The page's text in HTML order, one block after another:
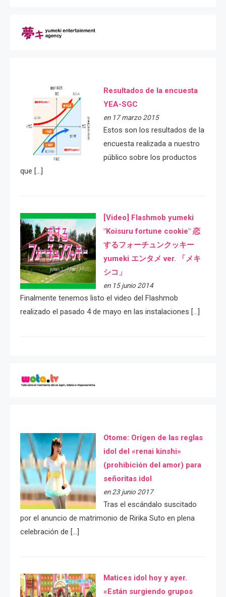
Resultados de la encuesta
YEA-SGC
en 17 marzo 2015
Estos son los resultados de la
encuesta realizada a nuestro
público sobre los productos
que […]
[Video] Flashmob yumeki
"Koisuru fortune cookie" 恋
するフォーチュンクッキー
yumeki エンタメ ver. 「メキ
シコ」
en 15 junio 2014
Finalmente tenemos listo el video del Flashmob
realizado el pasado 4 de mayo en las instalaciones […]
Otome: Orígen de las reglas
idol del «renai kinshi»
(prohibición del amor) para
señoritas idol
en 23 junio 2017
Tras el escándalo suscitado
por el anuncio de matrimonio de Ririka Suto en plena
celebración de […]
Matices idol hoy y ayer.
«Están surgiendo grupos